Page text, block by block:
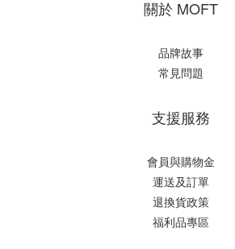
關於 MOFT
品牌故事
常見問題
支援服務
會員與購物金
運送及訂單
退換貨政策
福利品專區